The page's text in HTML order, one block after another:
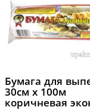
Бумага для
30см х 100м
коричневая